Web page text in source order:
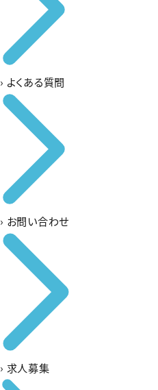
› よくある質問
› お問い合わせ
› 求人募集